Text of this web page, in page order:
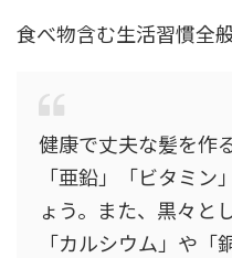
食べ物含む生活習慣全
健康で丈夫な髪を作
「亜鉛」「ビタミ
ょう。また、黒々と
「カルシウム」や